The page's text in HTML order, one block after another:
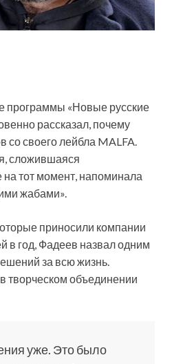
программы «Новые русские
рассказал, почему
со своего лейбла MALFA.
сложившаяся
тот момент, напоминала
жабами».
приносили компании
в год, Фадеев назвал одним
за всю жизнь.
творческом объединении
уже. Это было